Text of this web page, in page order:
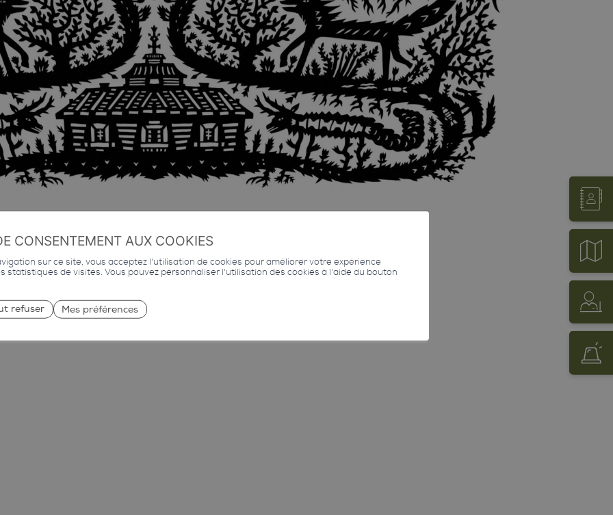
CONSENTEMENT AUX COOKIES
sur ce site, vous acceptez l'utilisation de cookies pour améliorer votre expérience
statistiques de visites. Vous pouvez personnaliser l'utilisation des cookies à l'aide du bouton
refuser Mes préférences